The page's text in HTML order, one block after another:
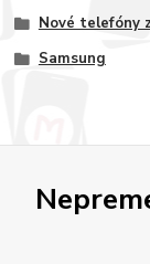
Nové telefóny
Samsung